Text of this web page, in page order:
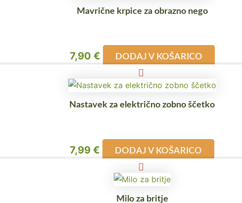
Mavrične krpice za obrazno nego
7,90 € DODAJ V KOŠARICO
Nastavek za električno zobno ščetko
7,99 € DODAJ V KOŠARICO
Milo za britje